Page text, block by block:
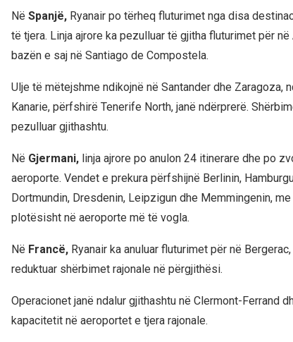
Në Spanjë,Ryanair po tërheq fluturimet nga disa
të tjera. Linja ajrore ka pezulluar të gjitha fluturimet për
bazën e saj në Santiago de Compostela.
Ulje të mëtejshme ndikojnë në Santander dhe Zaragoza,
Kanarie, përfshirë Tenerife North, janë ndërprerë.
pezulluar gjithashtu.
Në Gjermani,linja ajrore po anulon 24 itinerare dhe po
aeroporte. Vendet e prekura përfshijnë Berlinin,
Dortmundin, Dresdenin, Leipzigun dhe Memmingenin,
plotësisht në aeroporte më të vogla.
Në Francë,Ryanair ka anuluar fluturimet për në
reduktuar shërbimet rajonale në përgjithësi.
Operacionet janë ndalur gjithashtu në Clermont-Ferrand
kapacitetit në aeroportet e tjera rajonale.